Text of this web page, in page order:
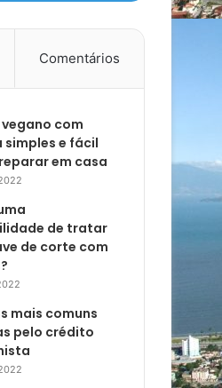
Comentários
com
simples e fácil
em casa
de tratar
de corte com
mais comuns
pelo crédito